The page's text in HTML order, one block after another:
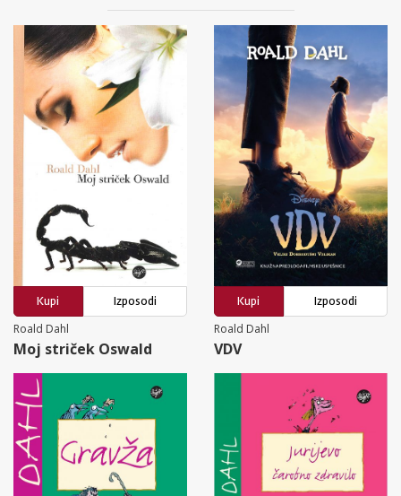
Kupi
Izposodi
Roald Dahl
Moj striček Oswald
Kupi
Izposodi
Roald Dahl
VDV